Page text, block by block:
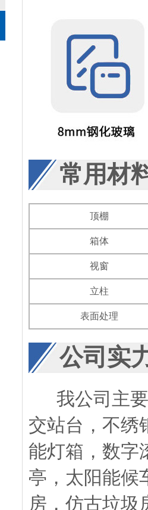
常用材
顶棚
箱体
视窗
立柱
表面处理
公司实
我公司主要
交站台，不绣
能灯箱，数字
亭，太阳能候
房，仿古垃圾